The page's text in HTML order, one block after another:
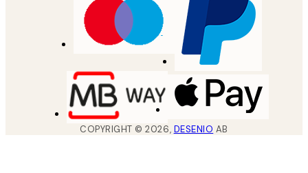
COPYRIGHT ©2026, DESENIO AB